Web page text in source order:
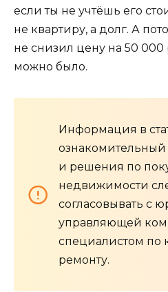
если ты не учтёшь его
не квартиру, а долг. А
не снизил цену на 50 000
можно было.
Информация в
ознакомительный
и решения по
недвижимости
согласовывать с
управляющей
специалистом по
ремонту.